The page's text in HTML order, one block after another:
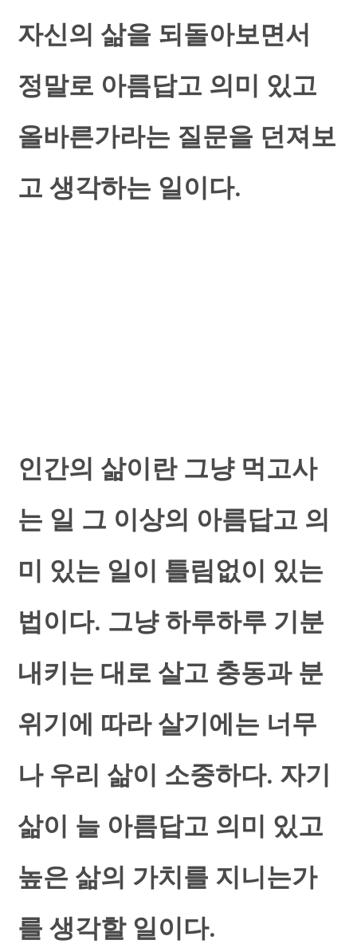
자신의 삶을 되돌아보면서
정말로 아름답고 의미 있고
올바른가라는 질문을 던져보
고 생각하는 일이다.
인간의 삶이란 그냥 먹고사
는 일 그 이상의 아름답고 의
미 있는 일이 틀림없이 있는
법이다. 그냥 하루하루 기분
내키는 대로 살고 충동과 분
위기에 따라 살기에는 너무
나 우리 삶이 소중하다. 자기
삶이 늘 아름답고 의미 있고
높은 삶의 가치를 지니는가
를 생각할 일이다.